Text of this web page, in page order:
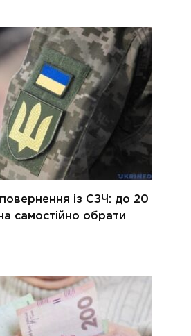
із СЗЧ: до 20
самостійно обрати